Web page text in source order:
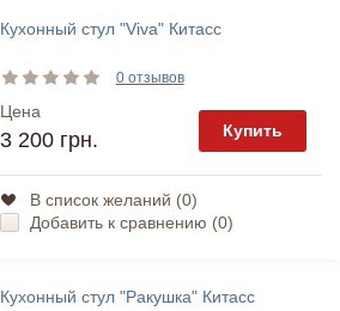
Кухонный стул "Viva" Китасс
0 отзывов
Цена
3 200 грн. Купить
В список желаний (0)
Добавить к сравнению (0)
Кухонный стул "Ракушка" Китасс